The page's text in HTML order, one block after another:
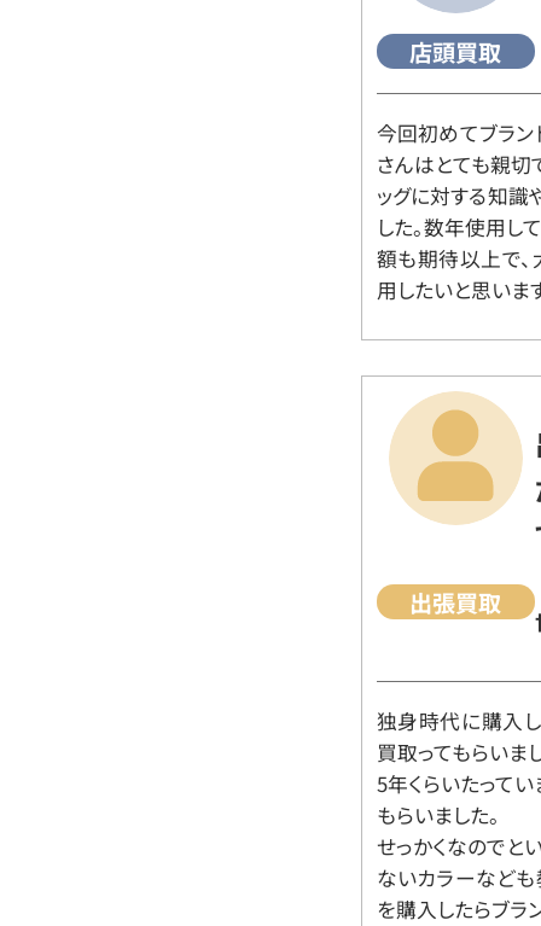
店頭買取
今回初めてブラン
さんはとても親切
ッグに対する知識
した。数年使用し
額も期待以上で、
用したいと思いま
出張買取
独身時代に購入
買取ってもらいま
5年くらいたって
もらいました。
せっかくなのでと
ないカラーなども
を購入したらブラ